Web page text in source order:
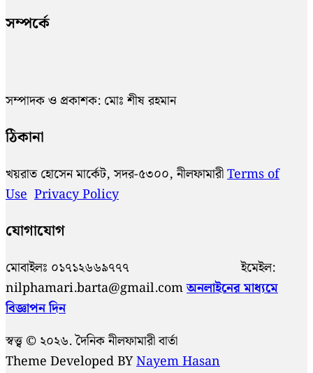
সম্পর্কে
সম্পাদক ও প্রকাশক: মোঃ শীষ রহমান
ঠিকানা
খয়রাত হোসেন মার্কেট, সদর-৫৩০০, নীলফামারীTerms of
Use Privacy Policy
যোগাযোগ
মোবাইলঃ ০১৭১২৬৬৯৭৭৭ ইমেইল:
nilphamari.barta@gmail.comঅনলাইনের মাধ্যমে
বিজ্ঞাপন দিন
স্বত্ত্ব © ২০২৬. দৈনিক নীলফামারী বার্তা
Theme Developed BYNayem Hasan